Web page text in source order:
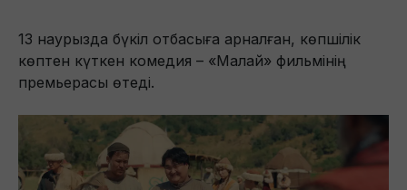
13 наурызда бүкіл отбасыға арналған, көпшілік
көптен күткен комедия – «Малай» фильмінің
премьерасы өтеді.